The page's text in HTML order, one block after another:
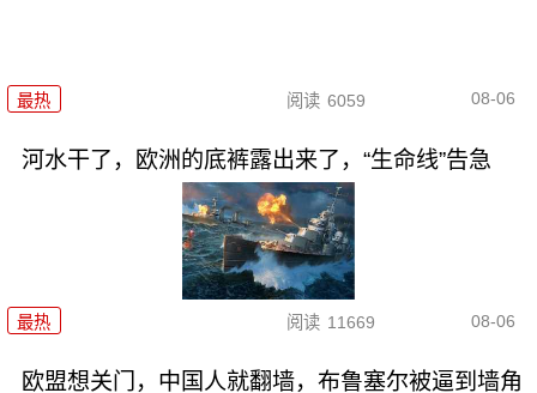
最热 阅读 6059 08-06
河水干了，欧洲的底裤露出来了，“生命线”告急
最热 阅读 11669 08-06
欧盟想关门，中国人就翻墙，布鲁塞尔被逼到墙角